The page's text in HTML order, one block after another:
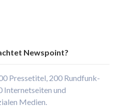
Newspoint?
Pressetitel, 200 Rundfunk-
Internetseiten und
Medien.